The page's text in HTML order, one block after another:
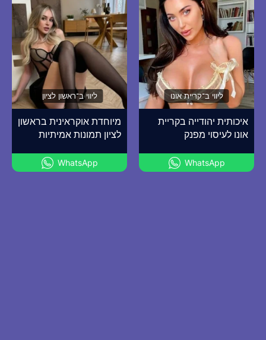
ליווי ב־קריית אונו
איכותית יהודייה בקריית
אונו לעיסוי מפנק
WhatsApp
ליווי ב־ראשון לציון
מיוחדת אוקראינית בראשון
לציון תמונות אמיתיות
WhatsApp